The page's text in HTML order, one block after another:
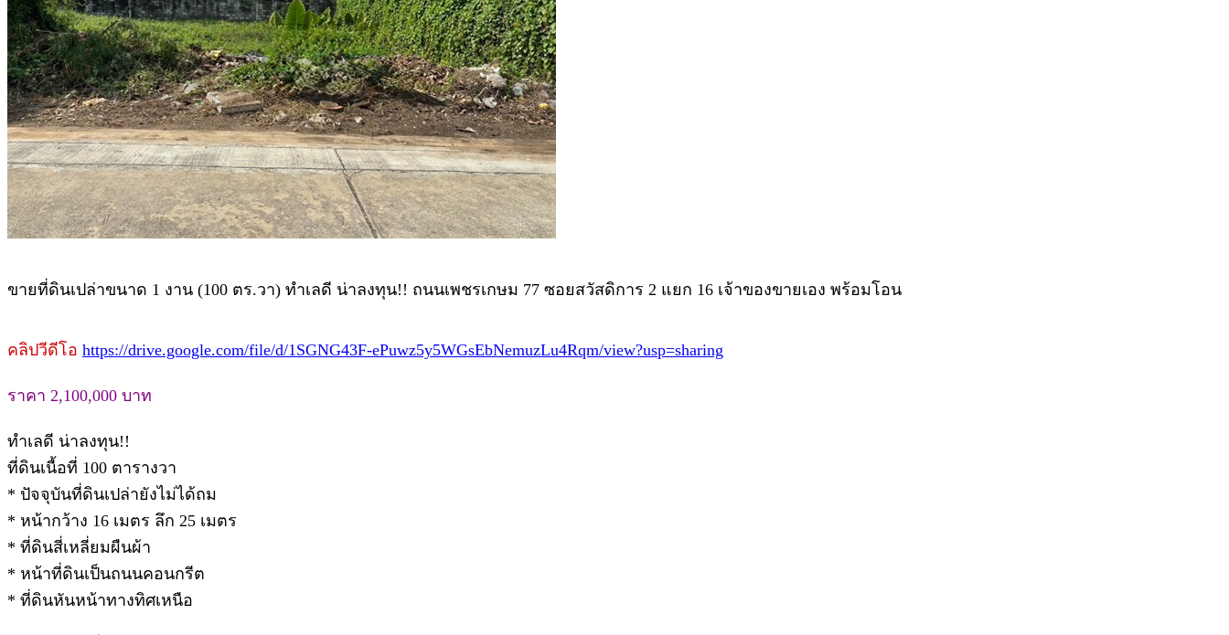
ขายที่ดินเปล่าขนาด 1 งาน (100 ตร.วา) ทำเลดี น่าลงทุน!! ถนนเพชรเกษม 77 ซอยสวัสดิการ 2 แยก 16 เจ้าของขายเอง พร้อมโอน
คลิปวีดีโอ https://drive.google.com/file/d/1SGNG43F-ePuwz5y5WGsEbNemuzLu4Rqm/view?usp=sharing
ราคา 2,100,000 บาท
ทำเลดี น่าลงทุน!!
ที่ดินเนื้อที่ 100 ตารางวา
* ปัจจุบันที่ดินเปล่ายังไม่ได้ถม
* หน้ากว้าง 16 เมตร ลึก 25 เมตร
* ที่ดินสี่เหลี่ยมผืนผ้า
* หน้าที่ดินเป็นถนนคอนกรีต
* ที่ดินหันหน้าทางทิศเหนือ